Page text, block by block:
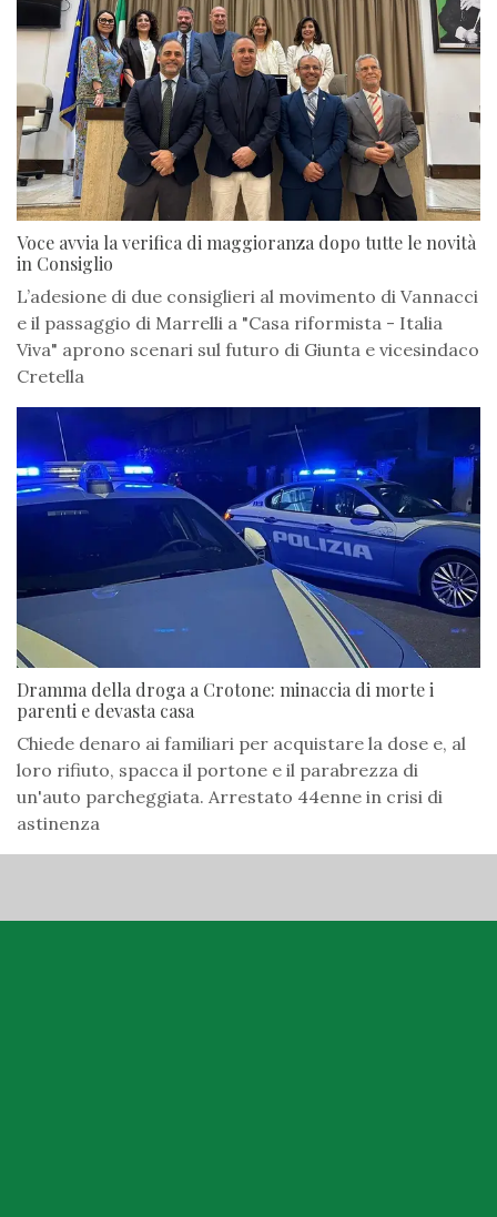
Voce avvia la verifica di maggioranza dopo tutte le novità
in Consiglio
L’adesione di due consiglieri al movimento di Vannacci
e il passaggio di Marrelli a "Casa riformista - Italia
Viva" aprono scenari sul futuro di Giunta e vicesindaco
Cretella
Dramma della droga a Crotone: minaccia di morte i
parenti e devasta casa
Chiede denaro ai familiari per acquistare la dose e, al
loro rifiuto, spacca il portone e il parabrezza di
un'auto parcheggiata. Arrestato 44enne in crisi di
astinenza